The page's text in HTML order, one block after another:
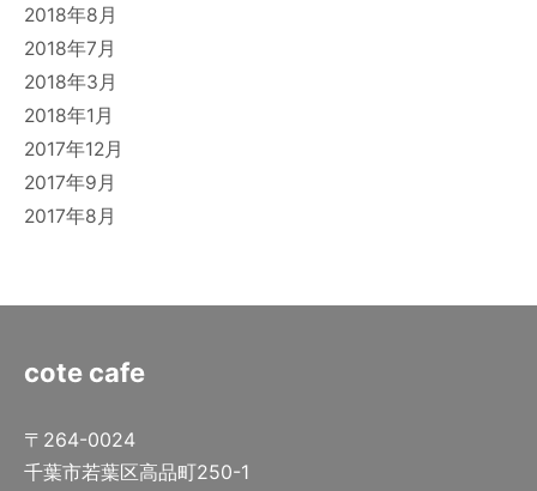
2018年8月
2018年7月
2018年3月
2018年1月
2017年12月
2017年9月
2017年8月
cote cafe
〒264-0024
千葉市若葉区高品町250-1